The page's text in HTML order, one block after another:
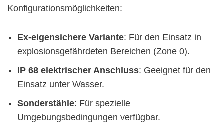
Konfigurationsmöglichkeiten:
Ex-eigensichere Variante: Für den Einsatz in
explosionsgefährdeten Bereichen (Zone 0).
IP 68 elektrischer Anschluss: Geeignet für den
Einsatz unter Wasser.
Sonderstähle: Für spezielle
Umgebungsbedingungen verfügbar.